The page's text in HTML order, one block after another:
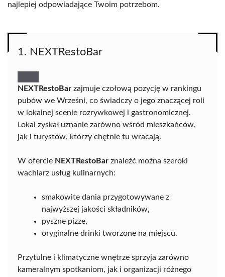
najlepiej odpowiadające Twoim potrzebom.
1. NEXTRestoBar
NEXTRestoBar zajmuje czołową pozycję w rankingu
pubów we Wrześni, co świadczy o jego znaczącej roli
w lokalnej scenie rozrywkowej i gastronomicznej.
Lokal zyskał uznanie zarówno wśród mieszkańców,
jak i turystów, którzy chętnie tu wracają.
W ofercie NEXTRestoBar znaleźć można szeroki
wachlarz usług kulinarnych:
smakowite dania przygotowywane z
najwyższej jakości składników,
pyszne pizze,
oryginalne drinki tworzone na miejscu.
Przytulne i klimatyczne wnętrze sprzyja zarówno
kameralnym spotkaniom, jak i organizacji różnego